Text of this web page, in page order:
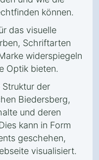
können.
das visuelle
Schriftarten
widerspiegeln
Optik bieten.
Struktur der
Biedersberg,
und deren
kann in Form
geschehen,
visualisiert.